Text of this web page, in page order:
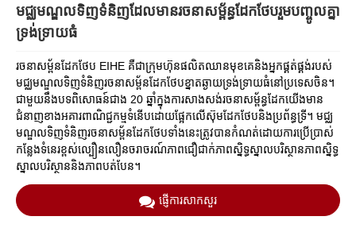
មជ្ឈមណ្ឌលទិញទំនិញដែលមានរចនាសម្ព័ន្ធដែកថែបរួមបញ្ចូលគ្នា
ទ្រង់ទ្រាយធំ
រចនាសម្ព័នដែកថែប EIHE គឺជាក្រុមហ៊ុនផលិតឈានមុខគេនិងអ្នកផ្គត់ផ្គង់របស់
មជ្ឈមណ្ឌលទិញទំនិញរចនាសម្ព័នដែកថែបខ្នាតឆ្ងាយទ្រង់ទ្រាយធំនៅប្រទេសចិន។
ជាមួយនឹងបទពិសោធន៍ជាង 20 ឆ្នាំក្នុងការសាងសង់រចនាសម្ព័ន្ធដែកយើងមាន
ជំនាញខាងអគារពាណិជ្ជកម្មទំនើបដោយផ្អែកលើស៊ុមដែកថែបនិងប្រព័ន្ធទ្រី។ មជ្ឈ
មណ្ឌលទិញទំនិញរចនាសម្ព័នដែកថែបទាំងនេះត្រូវបានកំណត់ដោយការប្រើប្រាស់
កន្លែងទំនេរខ្ពស់ល្បឿនលឿនចរាចរណ៍ភាពជឿជាក់ភាពស្និទ្ធស្នាលបរិស្ថានភាពស្និទ្ធ
ស្នាលបរិស្ថាននិងភាពបត់បែន។
ផ្ញើការសាកសួរ